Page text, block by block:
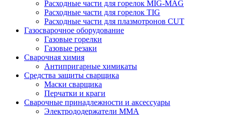
Расходные части для горелок MIG-MAG
Расходные части для горелок TIG
Расходные части для плазмотронов CUT
Газосварочное оборудование
Газовые горелки
Газовые резаки
Сварочная химия
Антипригарные химикаты
Средства защиты сварщика
Маски сварщика
Перчатки и краги
Сварочные принадлежности и аксессуары
Электрододержатели MMA